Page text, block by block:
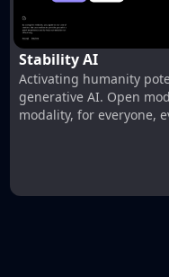
Stability AI
Activating humanity
generative AI. Open
modality, for everyone,